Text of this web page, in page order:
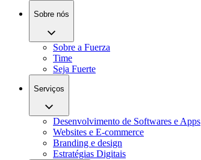
Sobre nós
Sobre a Fuerza
Time
Seja Fuerte
Serviços
Desenvolvimento de Softwares e Apps
Websites e E-commerce
Branding e design
Estratégias Digitais